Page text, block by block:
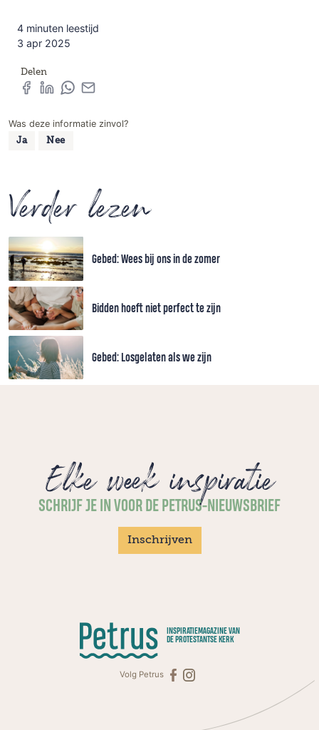
4 minuten leestijd
3 apr 2025
Delen
Was deze informatie zinvol?
Ja Nee
Verder lezen
Gebed: Wees bij ons in de zomer
Bidden hoeft niet perfect te zijn
Gebed: Losgelaten als we zijn
Elke week inspiratie
SCHRIJF JE IN VOOR DE PETRUS-NIEUWSBRIEF
Inschrijven
INSPIRATIEMAGAZINE VAN
DE PROTESTANTSE KERK
Volg Petrus